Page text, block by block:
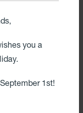
you a
1st!